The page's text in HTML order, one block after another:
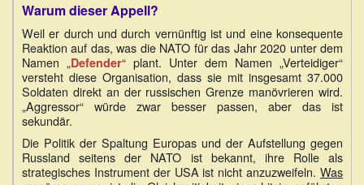
Warum dieser Appell?
Weil er durch und durch vernünftig ist und eine konsequente
Reaktion auf das, was die NATO für das Jahr 2020 unter dem
Namen „Defender“ plant. Unter dem Namen „Verteidiger“
versteht diese Organisation, dass sie mit insgesamt 37.000
Soldaten direkt an der russischen Grenze manövrieren wird.
„Aggressor“ würde zwar besser passen, aber das ist
sekundär.
Die Politik der Spaltung Europas und der Aufstellung gegen
Russland seitens der NATO ist bekannt, ihre Rolle als
strategisches Instrument der USA ist nicht anzuzweifeln. Was